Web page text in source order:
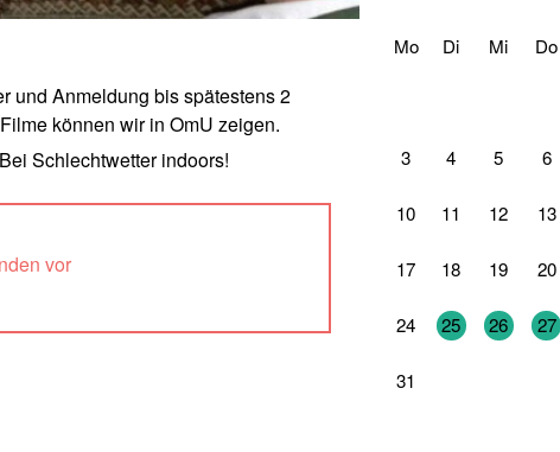
und Anmeldung bis spätestens 2
können wir in OmU zeigen.
Schlechtwetter indoors!
vor
Mo Di Mi Do
3 4 5 6
10 11 12 13
17 18 19 20
24 25 26 27
31